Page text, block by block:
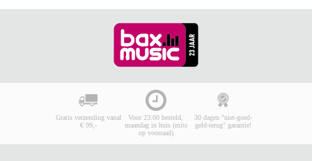
Gratis verzending vanaf
€ 99,-
Voor 23:00 besteld,
maandag in huis (mits
op voorraad)
30 dagen "niet-goed-
geld-terug" garantie!